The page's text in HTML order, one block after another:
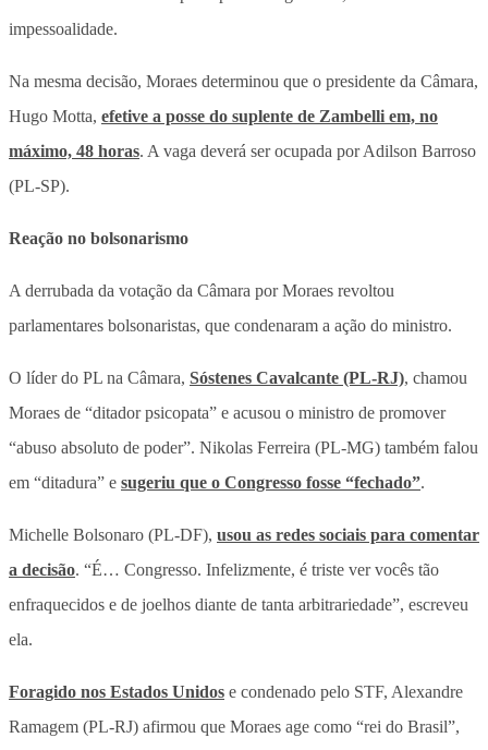
impessoalidade.
Na mesma decisão, Moraes determinou que o presidente da Câmara,
Hugo Motta, efetive a posse do suplente de Zambelli em, no
máximo, 48 horas. A vaga deverá ser ocupada por Adilson Barroso
(PL-SP).
Reação no bolsonarismo
A derrubada da votação da Câmara por Moraes revoltou
parlamentares bolsonaristas, que condenaram a ação do ministro.
O líder do PL na Câmara, Sóstenes Cavalcante (PL-RJ), chamou
Moraes de “ditador psicopata” e acusou o ministro de promover
“abuso absoluto de poder”. Nikolas Ferreira (PL-MG) também falou
em “ditadura” e sugeriu que o Congresso fosse “fechado”.
Michelle Bolsonaro (PL-DF), usou as redes sociais para comentar
a decisão. “É… Congresso. Infelizmente, é triste ver vocês tão
enfraquecidos e de joelhos diante de tanta arbitrariedade”, escreveu
ela.
Foragido nos Estados Unidos e condenado pelo STF, Alexandre
Ramagem (PL-RJ) afirmou que Moraes age como “rei do Brasil”,